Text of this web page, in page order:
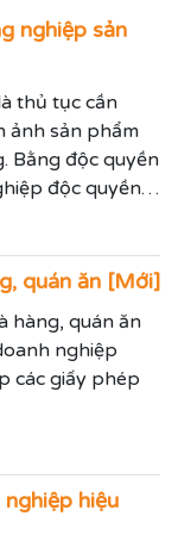
nghiệp sản
thủ tục cần
ảnh sản phẩm
Bằng độc quyền
độc quyền
quán ăn [Mới]
hàng, quán ăn
nghiệp
các giấy phép
hiệu